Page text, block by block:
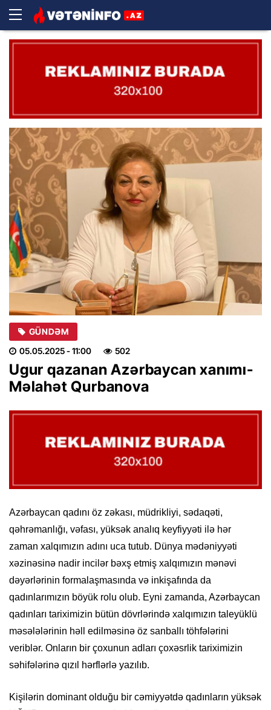
GÜNDƏM
05.05.2025- 11:00 502
Ugur qazanan Azərbaycan xanımı-
Məlahət Qurbanova
Azərbaycan qadını öz zəkası, müdrikliyi, sədaqəti,
qəhrəmanlığı, vəfası, yüksək analıq keyfiyyəti ilə hər
zaman xalqımızın adını uca tutub. Dünya mədəniyyəti
xəzinəsinə nadir incilər bəxş etmiş xalqımızın mənəvi
dəyərlərinin formalaşmasında və inkişafında da
qadınlarımızın böyük rolu olub. Eyni zamanda, Azərbaycan
qadınları tariximizin bütün dövrlərində xalqımızın taleyüklü
məsələlərinin həll edilməsinə öz sanballı töhfələrini
veriblər. Onların bir çoxunun adları çoxəsrlik tariximizin
səhifələrinə qızıl hərflərlə yazılıb.
Kişilərin dominant olduğu bir cəmiyyətdə qadınların yüksək